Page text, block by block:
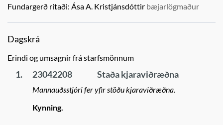
Fundargerð ritaði: Ása A. Kristjánsdóttir bæjarlögmaður
Dagskrá
Erindi og umsagnir frá starfsmönnum
1. 23042208 Staða kjaraviðræðna
Mannauðsstjóri fer yfir stöðu kjaraviðræðna.
Kynning.